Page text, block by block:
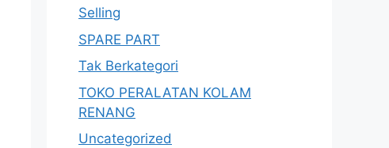
Selling
SPARE PART
Tak Berkategori
TOKO PERALATAN KOLAM
RENANG
Uncategorized